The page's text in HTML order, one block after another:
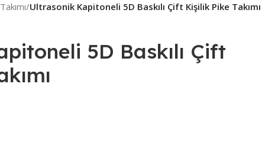
/Ultrasonik Kapitoneli 5D Baskılı Çift Kişilik Pike Takımı
5D Baskılı Çift